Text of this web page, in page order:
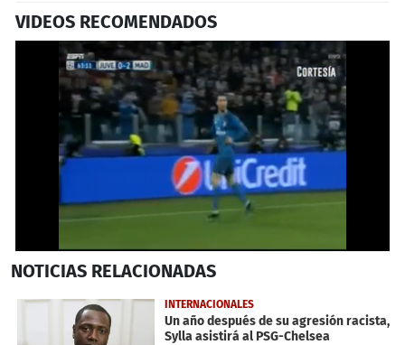
VIDEOS RECOMENDADOS
seconds
50
NOTICIAS RELACIONADAS
INTERNACIONALES
Un año después de su agresión racista,
Sylla asistirá al PSG-Chelsea